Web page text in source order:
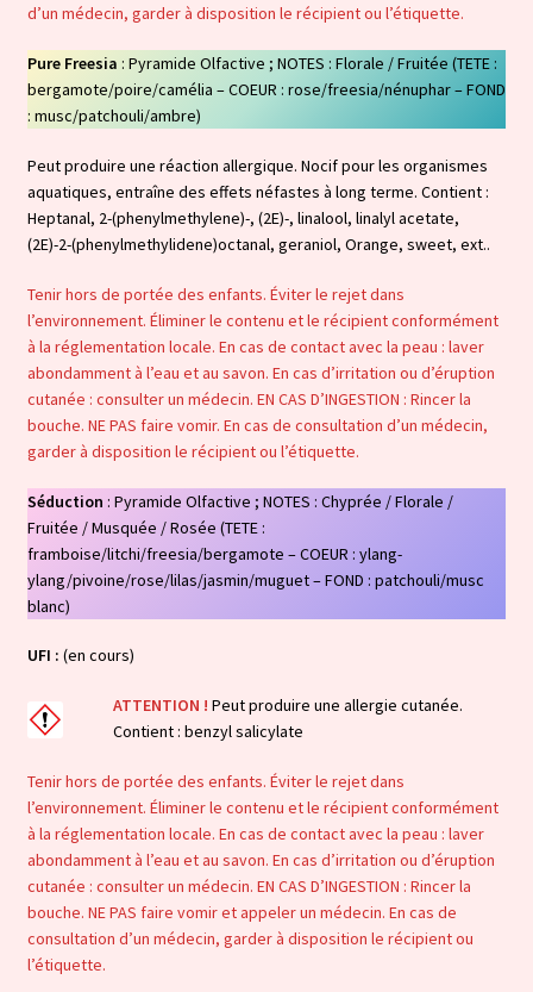
d’un médecin, garder à disposition le récipient ou l’étiquette.
Pure Freesia : Pyramide Olfactive ; NOTES : Florale / Fruitée (TETE :
bergamote/poire/camélia – COEUR : rose/freesia/nénuphar – FOND
: musc/patchouli/ambre)
Peut produire une réaction allergique. Nocif pour les organismes
aquatiques, entraîne des effets néfastes à long terme. Contient :
Heptanal, 2-(phenylmethylene)-, (2E)-, linalool, linalyl acetate,
(2E)-2-(phenylmethylidene)octanal, geraniol, Orange, sweet, ext..
Tenir hors de portée des enfants. Éviter le rejet dans
l’environnement. Éliminer le contenu et le récipient conformément
à la réglementation locale. En cas de contact avec la peau : laver
abondamment à l’eau et au savon. En cas d’irritation ou d’éruption
cutanée : consulter un médecin. EN CAS D’INGESTION : Rincer la
bouche. NE PAS faire vomir. En cas de consultation d’un médecin,
garder à disposition le récipient ou l’étiquette.
Séduction : Pyramide Olfactive ; NOTES : Chyprée / Florale /
Fruitée / Musquée / Rosée (TETE :
framboise/litchi/freesia/bergamote – COEUR : ylang-
ylang/pivoine/rose/lilas/jasmin/muguet – FOND : patchouli/musc
blanc)
UFI : (en cours)
ATTENTION ! Peut produire une allergie cutanée.
Contient : benzyl salicylate
Tenir hors de portée des enfants. Éviter le rejet dans
l’environnement. Éliminer le contenu et le récipient conformément
à la réglementation locale. En cas de contact avec la peau : laver
abondamment à l’eau et au savon. En cas d’irritation ou d’éruption
cutanée : consulter un médecin. EN CAS D’INGESTION : Rincer la
bouche. NE PAS faire vomir et appeler un médecin. En cas de
consultation d’un médecin, garder à disposition le récipient ou
l’étiquette.